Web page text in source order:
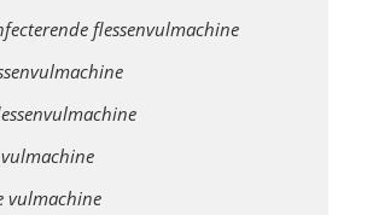
flessenvulmachine
vulmachine